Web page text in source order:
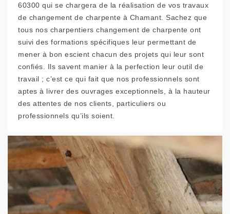
60300 qui se chargera de la réalisation de vos travaux
de changement de charpente à Chamant. Sachez que
tous nos charpentiers changement de charpente ont
suivi des formations spécifiques leur permettant de
mener à bon escient chacun des projets qui leur sont
confiés. Ils savent manier à la perfection leur outil de
travail ; c’est ce qui fait que nos professionnels sont
aptes à livrer des ouvrages exceptionnels, à la hauteur
des attentes de nos clients, particuliers ou
professionnels qu’ils soient.